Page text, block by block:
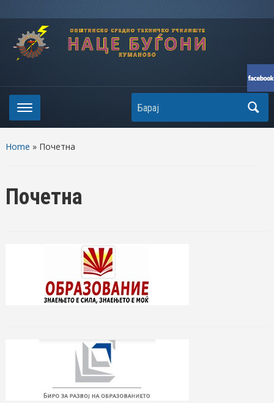
Search
Home » Почетна
Почетна